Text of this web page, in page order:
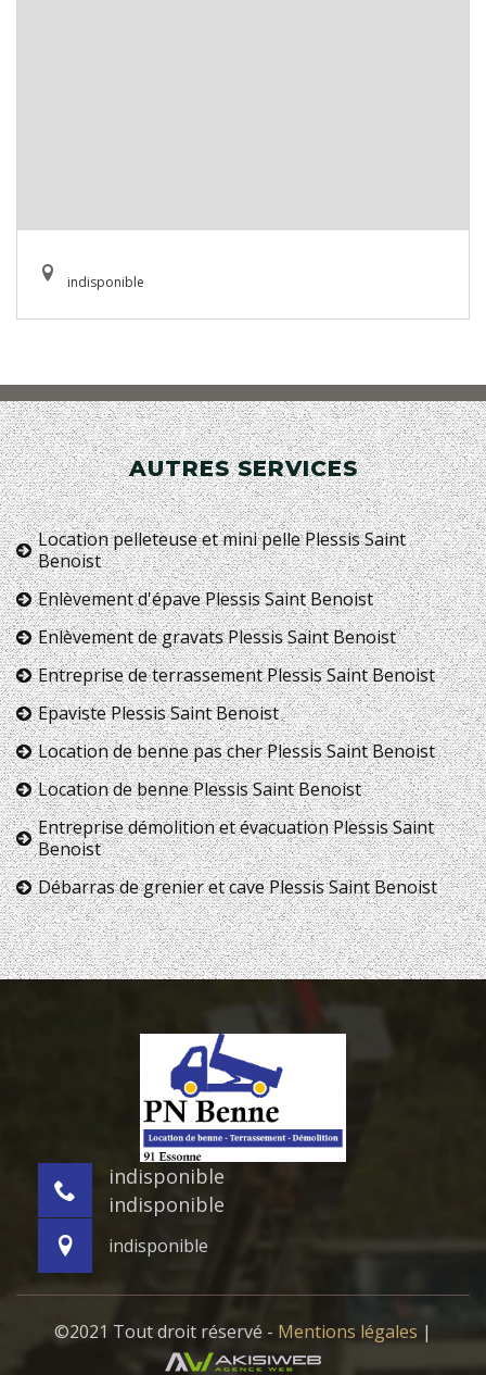
indisponible
AUTRES SERVICES
Location pelleteuse et mini pelle Plessis Saint
Benoist
Enlèvement d'épave Plessis Saint Benoist
Enlèvement de gravats Plessis Saint Benoist
Entreprise de terrassement Plessis Saint Benoist
Epaviste Plessis Saint Benoist
Location de benne pas cher Plessis Saint Benoist
Location de benne Plessis Saint Benoist
Entreprise démolition et évacuation Plessis Saint
Benoist
Débarras de grenier et cave Plessis Saint Benoist
indisponible
indisponible
indisponible
©2021 Tout droit réservé - Mentions légales |